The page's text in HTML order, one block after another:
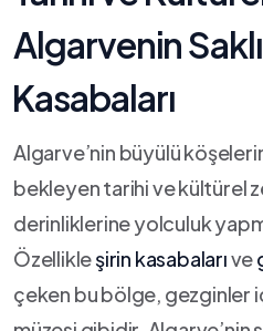
Algarvenin
⁤Kasabaları
Algarve’nin büyülü
bekleyen tarihi ve⁣ kültürel
‌derinliklerine yolculuk‌
Özellikleşirin ‍kasabalarıve
çeken bu ‌bölge, gezginler